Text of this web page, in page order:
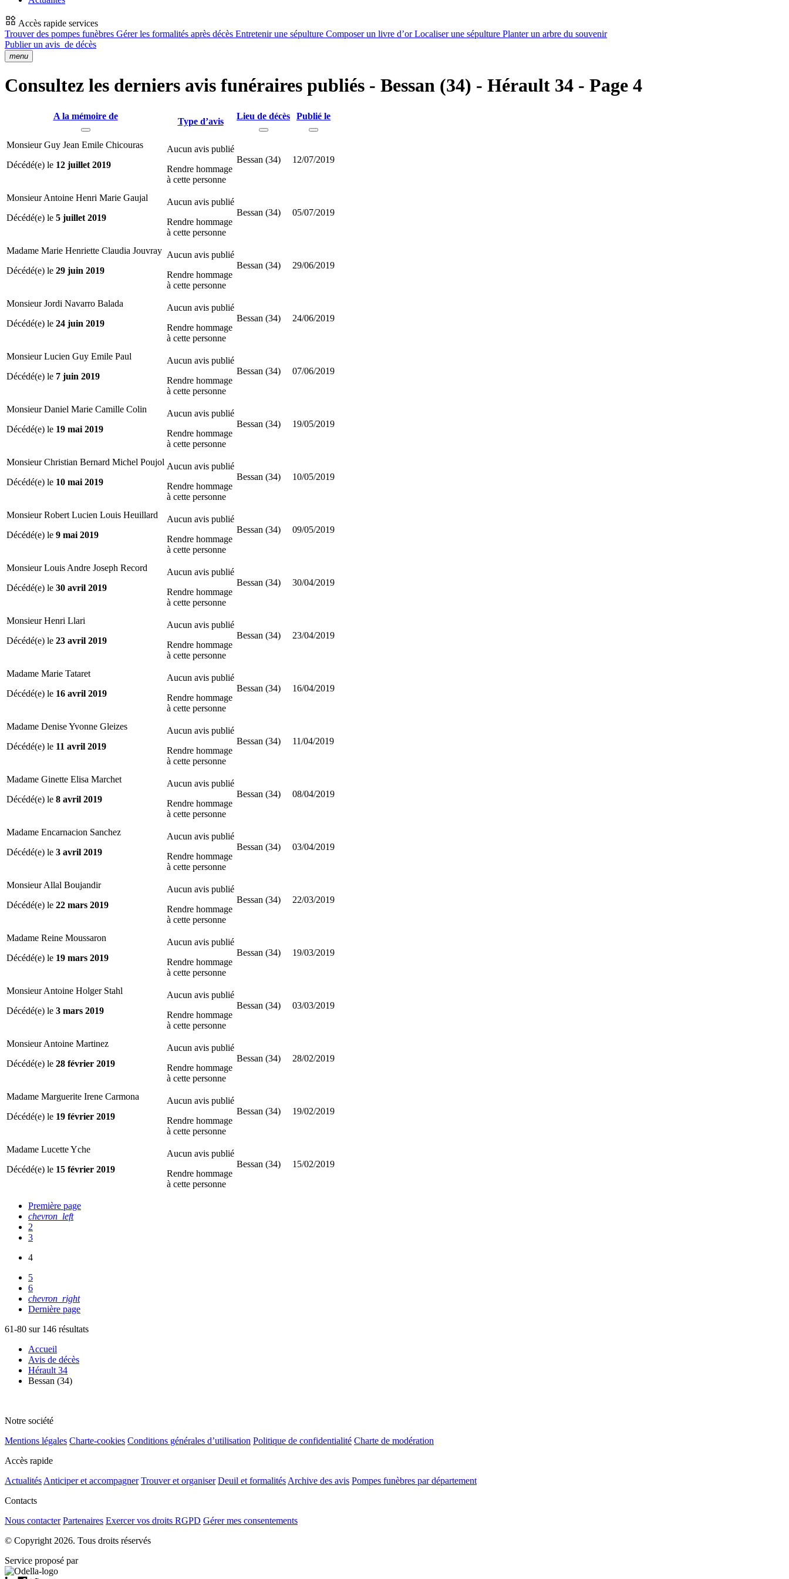
Accès rapide services
Trouver des pompes funèbres Gérer les formalités après décès Entretenir une sépulture Composer un livre d’orLocaliser une sépulture Planter un arbre du souvenir
Publier un avis de décès
menu
Consultez les derniers avis funéraires publiés - Bessan (34) - Hérault 34 - Page 4
A la mémoire de
Type d’avis
Lieu de décès Publié le
Monsieur Guy Jean Emile Chicouras
Décédé(e) le 12 juillet 2019
Aucun avis publié
Rendre hommage
à cette personne
Bessan (34) 12/07/2019
Monsieur Antoine Henri Marie Gaujal
Décédé(e) le 5 juillet 2019
Aucun avis publié
Rendre hommage
à cette personne
Bessan (34) 05/07/2019
Madame Marie Henriette Claudia Jouvray
Décédé(e) le 29 juin 2019
Aucun avis publié
Rendre hommage
à cette personne
Bessan (34) 29/06/2019
Monsieur Jordi Navarro Balada
Décédé(e) le 24 juin 2019
Aucun avis publié
Rendre hommage
à cette personne
Bessan (34) 24/06/2019
Monsieur Lucien Guy Emile Paul
Décédé(e) le 7 juin 2019
Aucun avis publié
Rendre hommage
à cette personne
Bessan (34) 07/06/2019
Monsieur Daniel Marie Camille Colin
Décédé(e) le 19 mai 2019
Aucun avis publié
Rendre hommage
à cette personne
Bessan (34) 19/05/2019
Monsieur Christian Bernard Michel Poujol
Décédé(e) le 10 mai 2019
Aucun avis publié
Rendre hommage
à cette personne
Bessan (34) 10/05/2019
Monsieur Robert Lucien Louis Heuillard
Décédé(e) le 9 mai 2019
Aucun avis publié
Rendre hommage
à cette personne
Bessan (34) 09/05/2019
Monsieur Louis Andre Joseph Record
Décédé(e) le 30 avril 2019
Aucun avis publié
Rendre hommage
à cette personne
Bessan (34) 30/04/2019
Monsieur Henri Llari
Décédé(e) le 23 avril 2019
Aucun avis publié
Rendre hommage
à cette personne
Bessan (34) 23/04/2019
Madame Marie Tataret
Décédé(e) le 16 avril 2019
Aucun avis publié
Rendre hommage
à cette personne
Bessan (34) 16/04/2019
Madame Denise Yvonne Gleizes
Décédé(e) le 11 avril 2019
Aucun avis publié
Rendre hommage
à cette personne
Bessan (34) 11/04/2019
Madame Ginette Elisa Marchet
Décédé(e) le 8 avril 2019
Aucun avis publié
Rendre hommage
à cette personne
Bessan (34) 08/04/2019
Madame Encarnacion Sanchez
Décédé(e) le 3 avril 2019
Aucun avis publié
Rendre hommage
à cette personne
Bessan (34) 03/04/2019
Monsieur Allal Boujandir
Décédé(e) le 22 mars 2019
Aucun avis publié
Rendre hommage
à cette personne
Bessan (34) 22/03/2019
Madame Reine Moussaron
Décédé(e) le 19 mars 2019
Aucun avis publié
Rendre hommage
à cette personne
Bessan (34) 19/03/2019
Monsieur Antoine Holger Stahl
Décédé(e) le 3 mars 2019
Aucun avis publié
Rendre hommage
à cette personne
Bessan (34) 03/03/2019
Monsieur Antoine Martinez
Décédé(e) le 28 février 2019
Aucun avis publié
Rendre hommage
à cette personne
Bessan (34) 28/02/2019
Madame Marguerite Irene Carmona
Décédé(e) le 19 février 2019
Aucun avis publié
Rendre hommage
à cette personne
Bessan (34) 19/02/2019
Madame Lucette Yche
Décédé(e) le 15 février 2019
Aucun avis publié
Rendre hommage
à cette personne
Bessan (34) 15/02/2019
Première page
chevron_left
2
3
4
5
6
chevron_right
Dernière page
61-80 sur 146 résultats
Accueil
Avis de décès
Hérault 34
Bessan (34)
Notre société
Mentions légales Charte-cookies Conditions générales d’utilisation Politique de confidentialité Charte de modération
Accès rapide
Actualités Anticiper et accompagner Trouver et organiser Deuil et formalités Archive des avis Pompes funèbres par département
Contacts
Nous contacter Partenaires Exercer vos droits RGPD Gérer mes consentements
© Copyright 2026. Tous droits réservés
Service proposé par